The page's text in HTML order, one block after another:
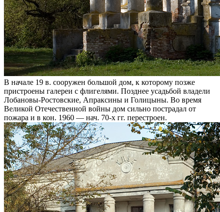
В начале 19 в. сооружен большой дом, к которому позже
пристроены галереи с флигелями. Позднее усадьбой владели
Лобановы-Ростовские, Апраксины и Голицыны. Во время
Великой Отечественной войны дом сильно пострадал от
пожара и в кон. 1960 — нач. 70-х гг. перестроен.